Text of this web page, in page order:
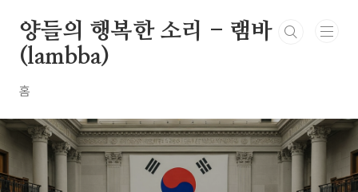
양들의 행복한 소리 - 램바
(lambba)
홈